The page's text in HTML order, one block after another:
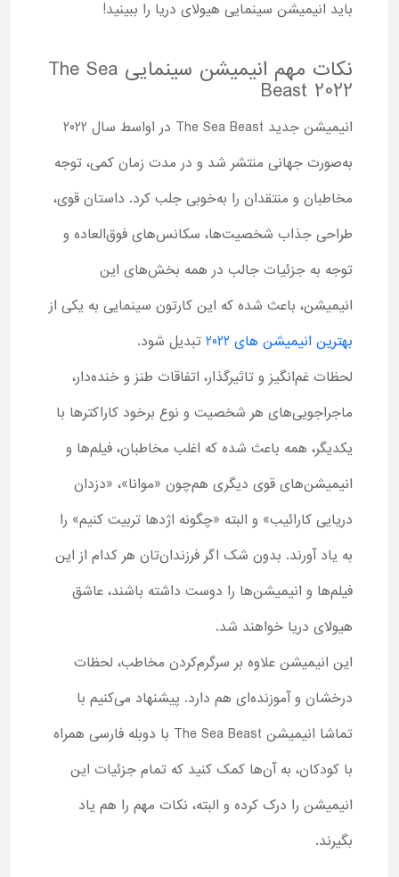
باید انیمیشن سینمایی هیولای دریا را ببینید!
نکات مهم انیمیشن سینمایی The Sea
Beast 2022
انیمیشن جدید The Sea Beast در اواسط سال 2022
به‌صورت جهانی منتشر شد و در مدت زمان کمی، توجه
مخاطبان و منتقدان را به‌خوبی جلب کرد. داستان قوی،
طراحی جذاب شخصیت‌ها، سکانس‌های فوق‌العاده و
توجه به جزئیات جالب در همه بخش‌های این
انیمیشن، باعث شده که این کارتون سینمایی به یکی از
بهترین انیمیشن های 2022
تبدیل شود.
لحظات غم‌انگیز و تاثیرگذار، اتفاقات طنز و خنده‌دار،
ماجراجویی‌های هر شخصیت و نوع برخود کاراکترها با
یکدیگر، همه باعث شده که اغلب مخاطبان، فیلم‌ها و
انیمیشن‌های قوی دیگری هم‌چون «موانا»، «دزدان
دریایی کارائیب» و البته «چگونه اژدها تربیت کنیم» را
به یاد آورند. بدون شک اگر فرزندان‌تان هر کدام از این
فیلم‌ها و انیمیشن‌ها را دوست داشته باشند، عاشق
هیولای دریا خواهند شد.
این انیمیشن علاوه بر سرگرم‌کردن مخاطب، لحظات
درخشان و آموزنده‌ای هم دارد. پیشنهاد می‌کنیم با
تماشا انیمیشن The Sea Beast با دوبله فارسی همراه
با کودکان، به آن‌ها کمک کنید که تمام جزئیات این
انیمیشن را درک کرده و البته، نکات مهم را هم یاد
بگیرند.